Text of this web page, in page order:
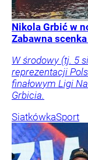
Nikola Grbić w
Zabawna
W środowy (tj. 5
reprezentacji
finałowym Ligi
Grbicia.
SiatkówkaSport